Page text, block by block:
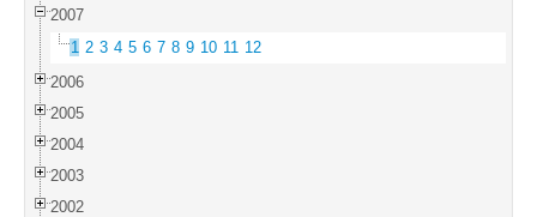
2007
1 2 3 4 5 6 7 8 9 10 11 12
2006
2005
2004
2003
2002